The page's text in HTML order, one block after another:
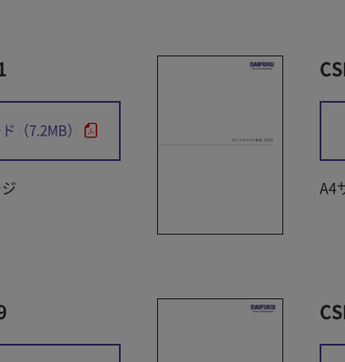
（7.2MB）
A4